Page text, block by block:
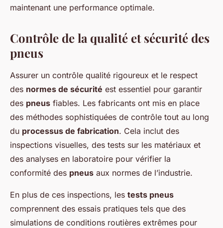
maintenant une performance optimale.
Contrôle de la qualité et sécurité des
pneus
Assurer un contrôle qualité rigoureux et le respect
des normes de sécurité est essentiel pour garantir
des pneus fiables. Les fabricants ont mis en place
des méthodes sophistiquées de contrôle tout au long
du processus de fabrication. Cela inclut des
inspections visuelles, des tests sur les matériaux et
des analyses en laboratoire pour vérifier la
conformité des pneus aux normes de l’industrie.
En plus de ces inspections, les tests pneus
comprennent des essais pratiques tels que des
simulations de conditions routières extrêmes pour